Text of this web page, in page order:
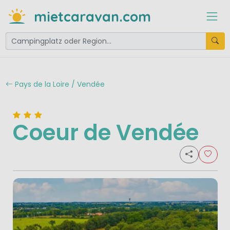
mietcaravan.com
Pays de la Loire / Vendée
Coeur de Vendée